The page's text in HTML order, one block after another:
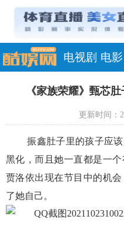
电视剧 电影
《家族荣耀》甄芯
更新时间：
振鑫肚子里的孩子应
黑化，而且她一直都是一
贾洛依出现在节目中的机
了她自己。